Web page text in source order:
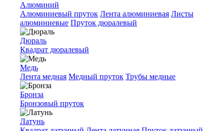
Алюминий
Алюминиевый пруток Лента алюминиевая Листы
алюминиевые Пруток дюралевый
Дюраль
Квадрат дюралевый
Медь
Лента медная Медный пруток Трубы медные
Бронза
Бронзовый пруток
Латунь